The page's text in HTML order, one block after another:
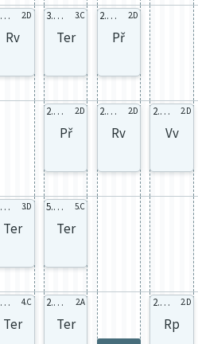
2.D celá 2.D
Rv
3.C celá 3.C
Ter
2.D celá 2.D
Př
2.D celá 2.D
Př
2.D celá 2.D
Rv
2.D celá 2.D
Vv
3.D celá 3.D
Ter
5.C celá 5.C
Ter
4.C celá 4.C
Ter
2.A celá 2.A
Ter
2.D celá 2.D
Rp